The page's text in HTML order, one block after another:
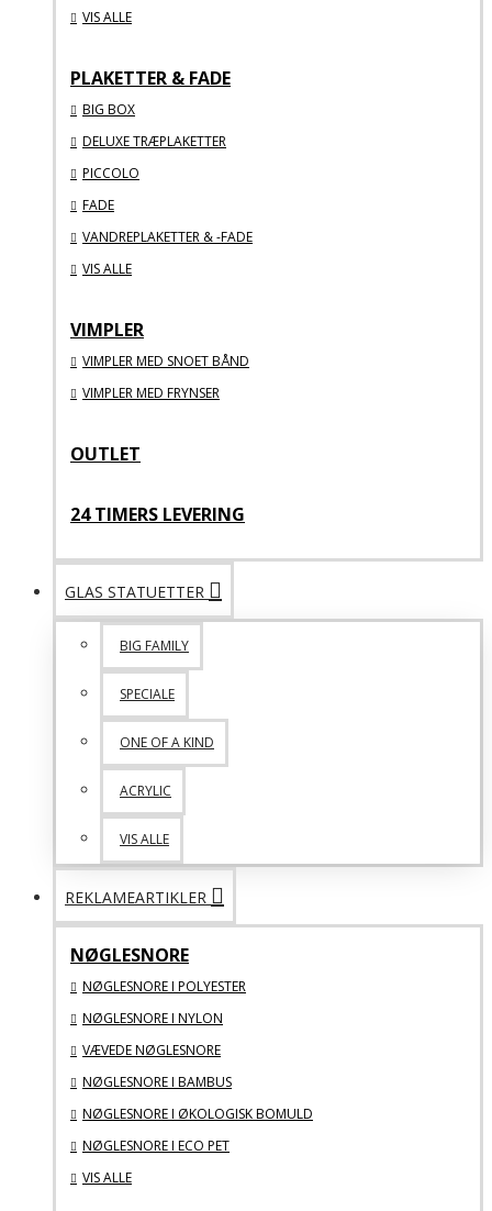
VIS ALLE
PLAKETTER & FADE
BIG BOX
DELUXE TRÆPLAKETTER
PICCOLO
FADE
VANDREPLAKETTER & -FADE
VIS ALLE
VIMPLER
VIMPLER MED SNOET BÅND
VIMPLER MED FRYNSER
OUTLET
24 TIMERS LEVERING
GLAS STATUETTER
BIG FAMILY
SPECIALE
ONE OF A KIND
ACRYLIC
VIS ALLE
REKLAMEARTIKLER
NØGLESNORE
NØGLESNORE I POLYESTER
NØGLESNORE I NYLON
VÆVEDE NØGLESNORE
NØGLESNORE I BAMBUS
NØGLESNORE I ØKOLOGISK BOMULD
NØGLESNORE I ECO PET
VIS ALLE